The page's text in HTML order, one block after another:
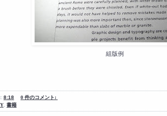
組版例
8:18
0 件のコメント:
, 書籍